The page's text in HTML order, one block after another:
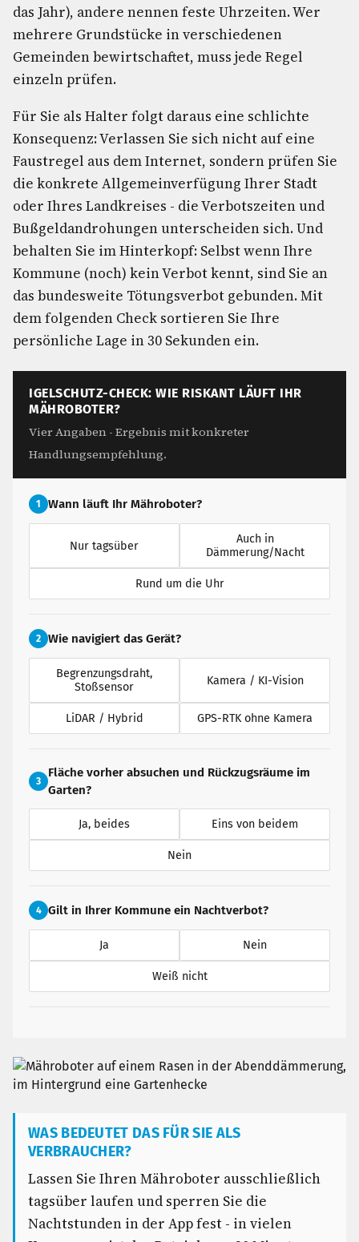
das Jahr), andere nennen feste Uhrzeiten. Wer
mehrere Grundstücke in verschiedenen
Gemeinden bewirtschaftet, muss jede Regel
einzeln prüfen.
Für Sie als Halter folgt daraus eine schlichte
Konsequenz: Verlassen Sie sich nicht auf eine
Faustregel aus dem Internet, sondern prüfen Sie
die konkrete Allgemeinverfügung Ihrer Stadt
oder Ihres Landkreises - die Verbotszeiten und
Bußgeldandrohungen unterscheiden sich. Und
behalten Sie im Hinterkopf: Selbst wenn Ihre
Kommune (noch) kein Verbot kennt, sind Sie an
das bundesweite Tötungsverbot gebunden. Mit
dem folgenden Check sortieren Sie Ihre
persönliche Lage in 30 Sekunden ein.
IGELSCHUTZ-CHECK: WIE RISKANT LÄUFT IHR
MÄHROBOTER?
Vier Angaben - Ergebnis mit konkreter
Handlungsempfehlung.
1 Wann läuft Ihr Mähroboter?
Nur tagsüber
Auch in
Dämmerung/Nacht
Rund um die Uhr
2 Wie navigiert das Gerät?
Begrenzungsdraht,
Stoßsensor
Kamera / KI-Vision
LiDAR / Hybrid GPS-RTK ohne Kamera
3
Fläche vorher absuchen und Rückzugsräume im
Garten?
Ja, beides Eins von beidem
Nein
4 Gilt in Ihrer Kommune ein Nachtverbot?
Ja Nein
Weiß nicht
WAS BEDEUTET DAS FÜR SIE ALS
VERBRAUCHER?
Lassen Sie Ihren Mähroboter ausschließlich
tagsüber laufen und sperren Sie die
Nachtstunden in der App fest - in vielen